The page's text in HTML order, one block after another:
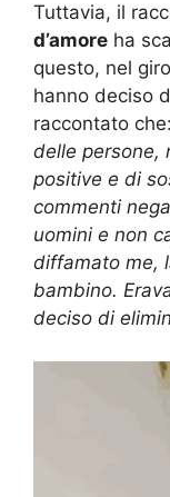
Tuttavia, il
d’amore ha
questo, nel
hanno deciso
raccontato
delle persone,
positive e di
commenti
uomini e non
diffamato me,
bambino.
deciso di